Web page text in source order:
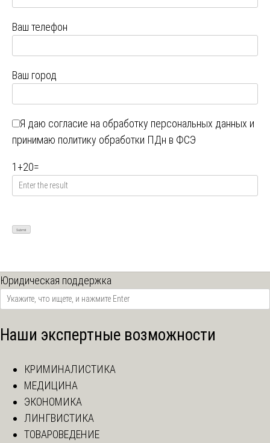
Ваш телефон
Ваш город
Я даю согласие на обработку персональных данных и
принимаю политику обработки ПДн в ФСЭ
1 +20=
Юридическая поддержка
Наши экспертные возможности
КРИМИНАЛИСТИКА
МЕДИЦИНА
ЭКОНОМИКА
ЛИНГВИСТИКА
ТОВАРОВЕДЕНИЕ